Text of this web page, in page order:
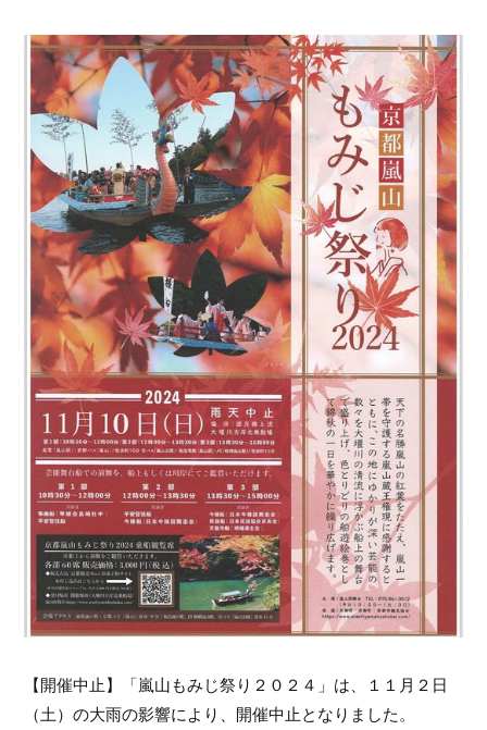
サ
【開催中止】「嵐山もみじ祭り２０２４」は、１１月２日
（土）の大雨の影響により、開催中止となりました。